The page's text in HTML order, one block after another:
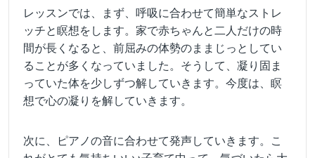
レッスンでは、まず、呼吸に合わせて簡単なストレ
ッチと瞑想をします。家で赤ちゃんと二人だけの時
間が長くなると、前屈みの体勢のままじっとしてい
ることが多くなっていました。そうして、凝り固ま
っていた体を少しずつ解していきます。今度は、瞑
想で心の凝りを解していきます。
次に、ピアノの音に合わせて発声していきます。こ